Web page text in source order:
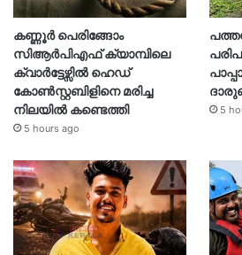
കണ്ണൂർ പെരിങ്ങോം
സിആർപിഎഫ് ക്യാമ്പിലെ
ക്വാർട്ടേഴ്സിൽ ഹെഡ്
കോൺസ്റ്റബിളിനെ മരിച്ച
നിലയിൽ കണ്ടെത്തി
5 hours ago
5